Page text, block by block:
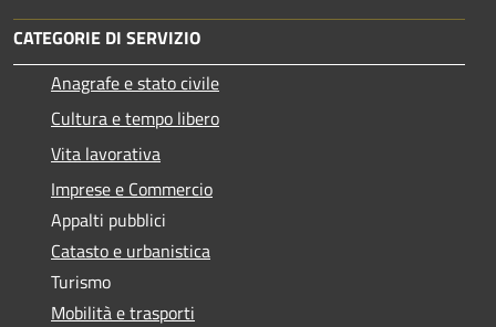
CATEGORIE DI SERVIZIO
Anagrafe e stato civile
Cultura e tempo libero
Vita lavorativa
Imprese e Commercio
Appalti pubblici
Catasto e urbanistica
Turismo
Mobilità e trasporti